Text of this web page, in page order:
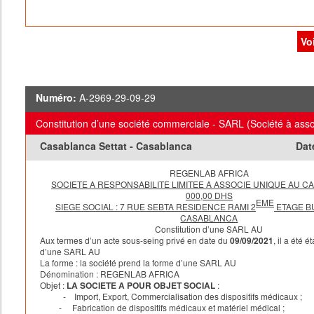
donnera pas lieu à l’échange des droits sociaux de ladite
Il n’y aura donc pas lieu à émission de parts nouvelles de la
social de la Société Absorbée, ni à augmentation du capital
Société Absorbante à ce titre.
Il n’y a pas lieu en conséquence de ce qui précède, de
rapport d’échange.
3.2. Comptabilisation des apports - prime de fusion
L’actif net apporté par la Société Absorbée s’élevant à 43
dirhams aura comme contrepartie comptable dans les
Société Absorbante, l’annulation des titres de participation
dernière dans le capital social de la Société Absorbée et la
d’une prime de fusion de 0 dirhams qui correspond à la
l’actif net
apporté par la Société Absorbée et la valeur nette comptable
participation détenus par la Société Absorbante dans le
Absorbée.
Numéro: A-2969-29-09-29
Constitution d’une société commerciale - SARL (Société à
Casablanca Settat - Casablanca
REGENLAB AFRICA
SOCIETE A RESPONSABILITE LIMITEE A ASSOCIE UNIQUE AU
000,00 DHS
SIEGE SOCIAL : 7 RUE SEBTA RESIDENCE RAMI 2EMEETAGE
CASABLANCA
Constitution d’une SARL AU
Aux termes d’un acte sous-seing privé en date du09/09/2021, il a été
d’une SARL AU
La forme : la société prend la forme d’une SARL AU
Dénomination : REGENLAB AFRICA
Objet : LA SOCIETE A POUR OBJET SOCIAL :
- Import, Export, Commercialisation des dispositifs médicaux ;
- Fabrication de dispositifs médicaux et matériel médical ;